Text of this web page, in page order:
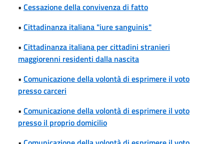
• Cessazione della convivenza di fatto
• Cittadinanza italiana "iure sanguinis"
• Cittadinanza italiana per cittadini stranieri
maggiorenni residenti dalla nascita
• Comunicazione della volontà di esprimere il voto
presso carceri
• Comunicazione della volontà di esprimere il voto
presso il proprio domicilio